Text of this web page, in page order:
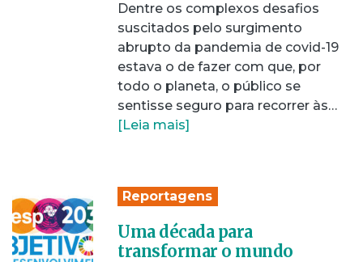
Dentre os complexos desafios
suscitados pelo surgimento
abrupto da pandemia de covid-19
estava o de fazer com que, por
todo o planeta, o público se
sentisse seguro para recorrer às…
[Leia mais]
Reportagens
Uma década para
transformar o mundo